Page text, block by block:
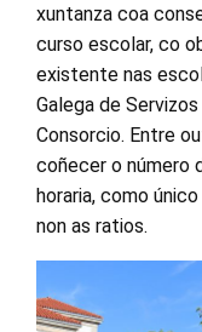
xuntanza coa
curso escolar, co
existente nas
Galega de
Consorcio. Entre
coñecer o número
horaria, como
non as ratios.